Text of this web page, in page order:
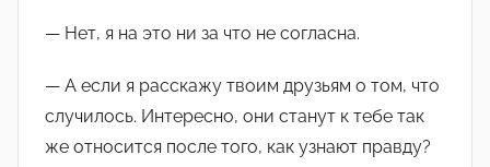
— Нет, я на это ни за что не согласна.
— А если я расскажу твоим друзьям о том, что
случилось. Интересно, они станут к тебе так
же относится после того, как узнают правду?